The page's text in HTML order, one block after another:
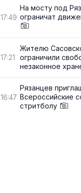
На мосту под
ограничат
Жителю
ограничили
незаконное
Рязанцев
Всероссийские
стритболу